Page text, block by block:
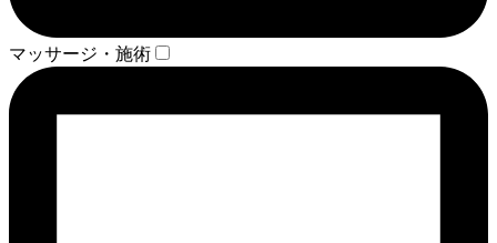
マッサージ・施術